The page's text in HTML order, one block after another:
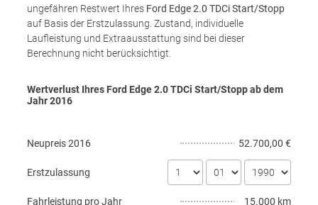
ungefähren Restwert Ihres Ford Edge 2.0 TDCi Start/Stopp
auf Basis der Erstzulassung. Zustand, individuelle
Laufleistung und Extraausstattung sind bei dieser
Berechnung nicht berücksichtigt.
Wertverlust Ihres Ford Edge 2.0 TDCi Start/Stopp ab dem
Jahr2016
Neupreis2016 52.700,00 €
Erstzulassung
Fahrleistung pro Jahr 15.000 km